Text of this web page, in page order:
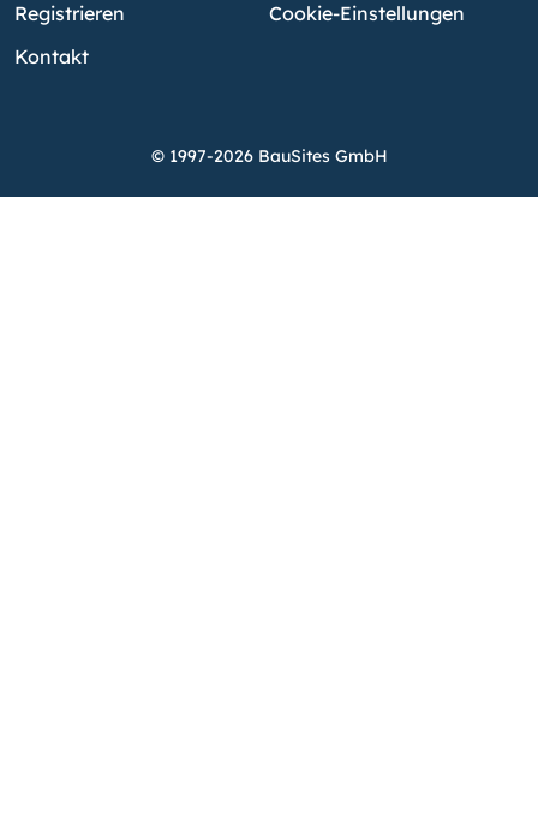
Registrieren
Kontakt
Cookie-Einstellungen
© 1997-2026 BauSites GmbH